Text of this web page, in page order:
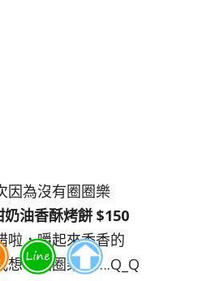
因為沒有圈圈樂
奶油香酥烤餅 $150
啦，嚼起來香香的
想吃圈圈樂啊….Q_Q